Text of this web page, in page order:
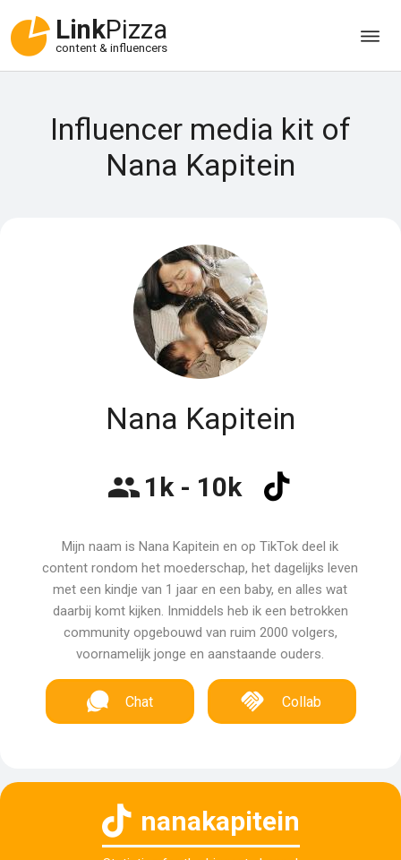
LinkPizza
content & influencers
Influencer media kit of
Nana Kapitein
Nana Kapitein
1k - 10k
Mijn naam is Nana Kapitein en op TikTok deel ik
content rondom het moederschap, het dagelijks leven
met een kindje van 1 jaar en een baby, en alles wat
daarbij komt kijken. Inmiddels heb ik een betrokken
community opgebouwd van ruim 2000 volgers,
voornamelijk jonge en aanstaande ouders.
Chat Collab
nanakapitein